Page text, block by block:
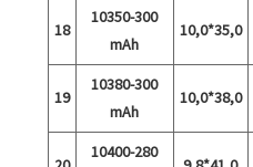
18
10350-300
mAh
10,0*35,0
19
10380-300
mAh
10,0*38,0
10400-280